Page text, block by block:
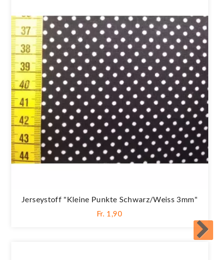
Jerseystoff "Kleine Punkte Schwarz/weiss 3mm"
Fr. 1,90